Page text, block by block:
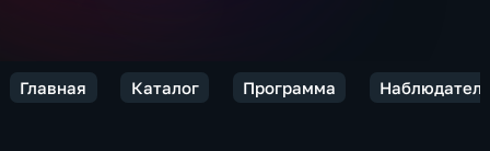
Главная Каталог Программа Наблюдатель